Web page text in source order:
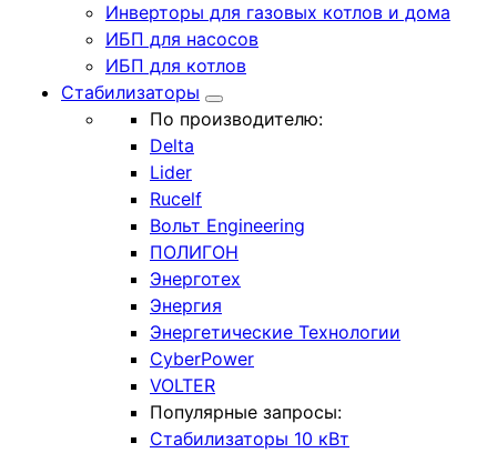
Инверторы для газовых котлов и дома
ИБП для насосов
ИБП для котлов
Стабилизаторы
По производителю:
Delta
Lider
Rucelf
Вольт Engineering
ПОЛИГОН
Энерготех
Энергия
Энергетические Технологии
CyberPower
VOLTER
Популярные запросы:
Стабилизаторы 10 кВт